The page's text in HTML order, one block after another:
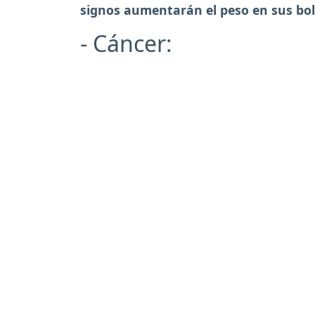
signos aumentarán el peso en sus
- Cáncer: